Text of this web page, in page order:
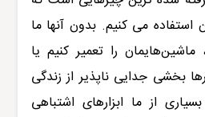
استفاده می کنیم. بدون آنها ما
ماشین‌هایمان را تعمیر کنیم یا
بخشی جدایی ناپذیر از زندگی
از ما ابزارهای اشتباهی